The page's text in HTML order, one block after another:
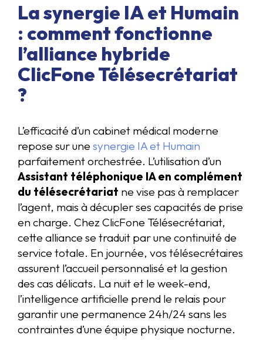
La synergie IA et Humain
: comment fonctionne
l’alliance hybride
ClicFone Télésecrétariat
?
L’efficacité d’un cabinet médical moderne
repose sur une synergie IA et Humain
parfaitement orchestrée. L’utilisation d’un
Assistant téléphonique IA en complément
du télésecrétariat ne vise pas à remplacer
l’agent, mais à décupler ses capacités de prise
en charge. Chez ClicFone Télésecrétariat,
cette alliance se traduit par une continuité de
service totale. En journée, vos télésecrétaires
assurent l’accueil personnalisé et la gestion
des cas délicats. La nuit et le week-end,
l’intelligence artificielle prend le relais pour
garantir une permanence 24h/24 sans les
contraintes d’une équipe physique nocturne.